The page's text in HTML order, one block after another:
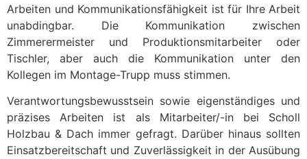
Arbeiten und Kommunikationsfähigkeit ist für Ihre Arbeit
unabdingbar. Die Kommunikation zwischen
Zimmerermeister und Produktionsmitarbeiter oder
Tischler, aber auch die Kommunikation unter den
Kollegen im Montage-Trupp muss stimmen.
Verantwortungsbewusstsein sowie eigenständiges und
präzises Arbeiten ist als Mitarbeiter/-in bei Scholl
Holzbau & Dach immer gefragt. Darüber hinaus sollten
Einsatzbereitschaft und Zuverlässigkeit in der Ausübung